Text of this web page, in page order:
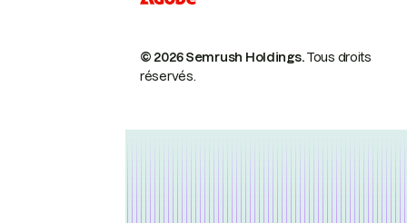
© 2026 Semrush Holdings.Tous droits
réservés.